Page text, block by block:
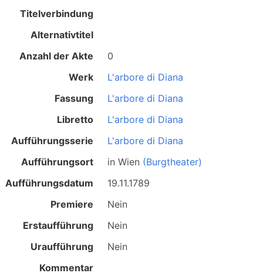
Titelverbindung
Alternativtitel
Anzahl der Akte
0
Werk
L'arbore di Diana
Fassung
L'arbore di Diana
Libretto
L'arbore di Diana
Aufführungsserie
L'arbore di Diana
Aufführungsort
inWien (Burgtheater)
Aufführungsdatum
19.11.1789
Premiere
Nein
Erstaufführung
Nein
Uraufführung
Nein
Kommentar